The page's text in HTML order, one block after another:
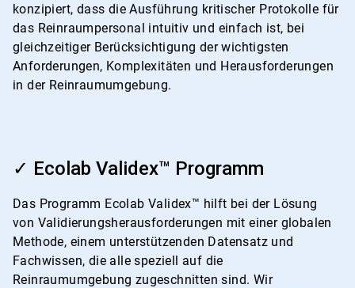
konzipiert, dass die Ausführung kritischer Protokolle für
das Reinraumpersonal intuitiv und einfach ist, bei
gleichzeitiger Berücksichtigung der wichtigsten
Anforderungen, Komplexitäten und Herausforderungen
in der Reinraumumgebung.
✓ Ecolab Validex™ Programm
Das Programm Ecolab Validex™ hilft bei der Lösung
von Validierungsherausforderungen mit einer globalen
Methode, einem unterstützenden Datensatz und
Fachwissen, die alle speziell auf die
Reinraumumgebung zugeschnitten sind. Wir